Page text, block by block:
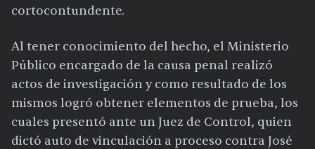
cortocontundente.
Al tener conocimiento del hecho, el Ministerio
Público encargado de la causa penal realizó
actos de investigación y como resultado de los
mismos logró obtener elementos de prueba, los
cuales presentó ante un Juez de Control, quien
dictó auto de vinculación a proceso contra José